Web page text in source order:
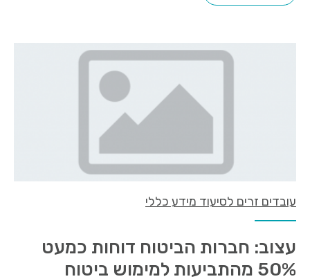
עובדים זרים לסיעוד מידע כללי
עצוב: חברות הביטוח דוחות כמעט
50% מהתביעות למימוש ביטוח